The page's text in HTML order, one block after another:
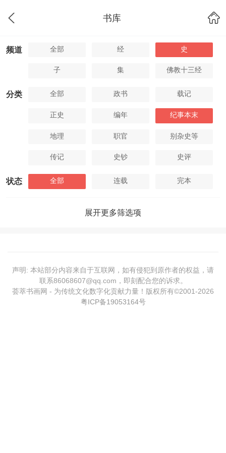
书库
频道 全部 经 史
子 集 佛教十三经
分类 全部 政书 载记
正史 编年 纪事本末
地理 职官 别杂史等
传记 史钞 史评
状态 全部 连载 完本
展开更多筛选项
声明: 本站部分内容来自于互联网，如有侵犯到原作者的权益，请
联系86068607@qq.com，即刻配合您的诉求。
荟萃书画网 - 为传统文化数字化贡献力量！版权所有©2001-2026
粤ICP备19053164号